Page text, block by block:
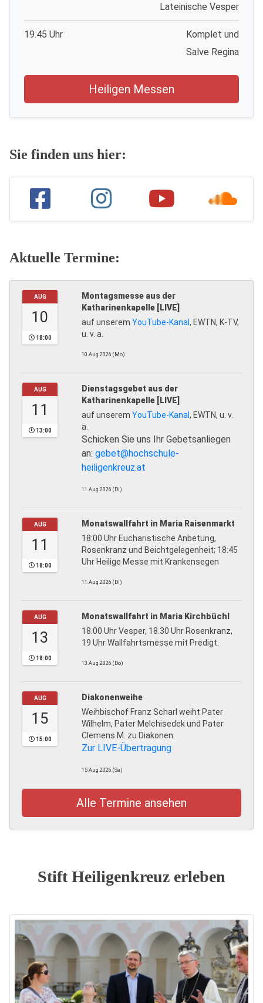
Lateinische Vesper
19.45 Uhr
Komplet und
Salve Regina
Heiligen Messen
Sie finden uns hier:
Aktuelle Termine:
AUG
10
18:00
Montagsmesse aus der
Katharinenkapelle [LIVE]
auf unserem YouTube-Kanal, EWTN, K-TV,
u. v. a.
10.Aug.2026 (Mo)
AUG
11
13:00
Dienstagsgebet aus der
Katharinenkapelle [LIVE]
auf unserem YouTube-Kanal, EWTN, u. v.
a.
Schicken Sie uns Ihr Gebetsanliegen
an: gebet@hochschule-
heiligenkreuz.at
11.Aug.2026 (Di)
AUG
11
18:00
Monatswallfahrt in Maria Raisenmarkt
18:00 Uhr Eucharistische Anbetung,
Rosenkranz und Beichtgelegenheit; 18:45
Uhr Heilige Messe mit Krankensegen
11.Aug.2026 (Di)
AUG
13
18:00
Monatswallfahrt in Maria Kirchbüchl
18.00 Uhr Vesper, 18.30 Uhr Rosenkranz,
19 Uhr Wallfahrtsmesse mit Predigt.
13.Aug.2026 (Do)
AUG
15
15:00
Diakonenweihe
Weihbischof Franz Scharl weiht Pater
Wilhelm, Pater Melchisedek und Pater
Clemens M. zu Diakonen.
Zur LIVE-Übertragung
15.Aug.2026 (Sa)
Alle Termine ansehen
Stift Heiligenkreuz erleben